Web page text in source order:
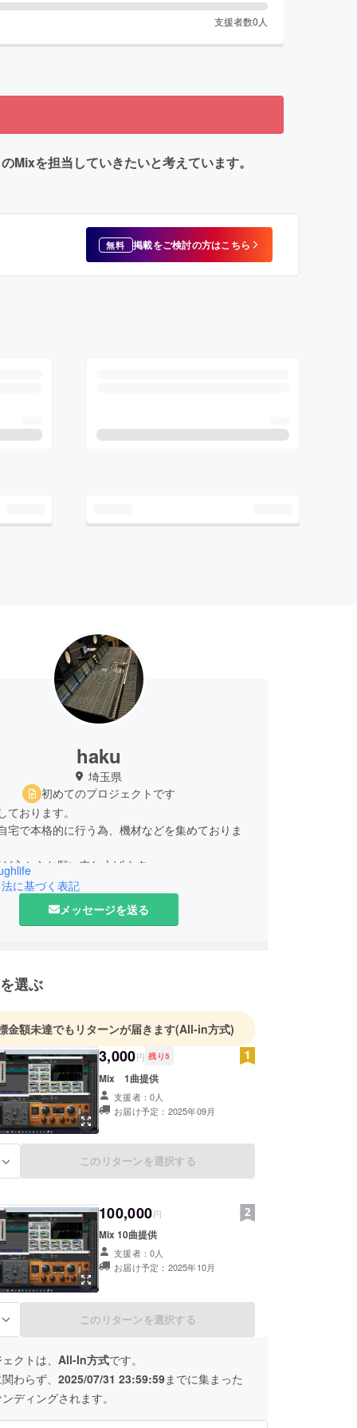
支援者数0 人
を担当していきたいと考えています。
無料 掲載をご検討の方はこちら
haku
埼玉県
初めてのプロジェクトです
ております。
宅で本格的に行う為、機材などを集めておりま
心からお願い申し上げます。
に基づく表記
メッセージを送る
選ぶ
金額未達でもリターンが届きます(All-in方式)
3,000円 残り5
Mix 1曲提供
支援者：0人
お届け予定：2025年09月
このリターンを選択する
100,000円
Mix 10曲提供
支援者：0人
お届け予定：2025年10月
このリターンを選択する
クトは、 All-In方式です。
わらず、 2025/07/31 23:59:59までに集まった
ディングされます。